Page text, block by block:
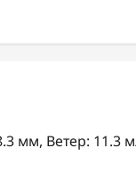
мм, Ветер: 11.3